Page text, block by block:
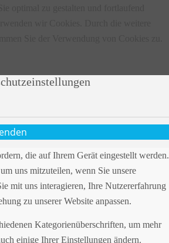
die auf Ihrem Gerät eingestellt werden.
uns mitzuteilen, wenn Sie unsere
mit uns interagieren, Ihre Nutzererfahrung
zu unserer Website anpassen.
Kategorienüberschriften, um mehr
einige Ihrer Einstellungen ändern.